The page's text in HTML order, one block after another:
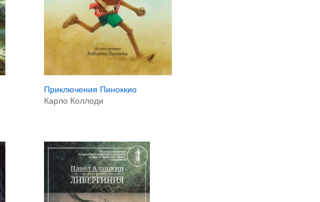
Приключения Пиноккио
Карло Коллоди